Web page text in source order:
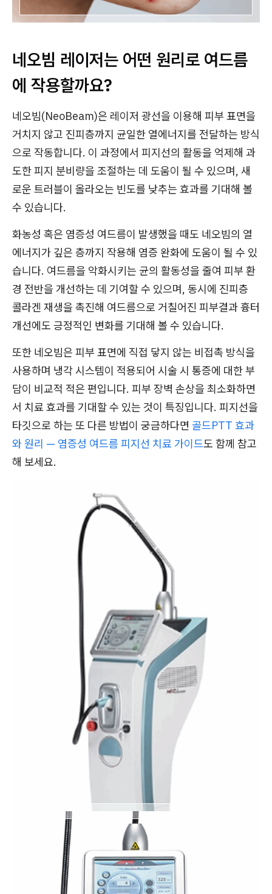
네오빔 레이저는 어떤 원리로 여드름
에 작용할까요?
네오빔(NeoBeam)은 레이저 광선을 이용해 피부 표면을
거치지 않고 진피층까지 균일한 열에너지를 전달하는 방식
으로 작동합니다. 이 과정에서 피지선의 활동을 억제해 과
도한 피지 분비량을 조절하는 데 도움이 될 수 있으며, 새
로운 트러블이 올라오는 빈도를 낮추는 효과를 기대해 볼
수 있습니다.
화농성 혹은 염증성 여드름이 발생했을 때도 네오빔의 열
에너지가 깊은 층까지 작용해 염증 완화에 도움이 될 수 있
습니다. 여드름을 악화시키는 균의 활동성을 줄여 피부 환
경 전반을 개선하는 데 기여할 수 있으며, 동시에 진피층
콜라겐 재생을 촉진해 여드름으로 거칠어진 피부결과 흉터
개선에도 긍정적인 변화를 기대해 볼 수 있습니다.
또한 네오빔은 피부 표면에 직접 닿지 않는 비접촉 방식을
사용하며 냉각 시스템이 적용되어 시술 시 통증에 대한 부
담이 비교적 적은 편입니다. 피부 장벽 손상을 최소화하면
서 치료 효과를 기대할 수 있는 것이 특징입니다. 피지선을
타깃으로 하는 또 다른 방법이 궁금하다면 골드PTT 효과
와 원리 — 염증성 여드름 피지선 치료 가이드도 함께 참고
해 보세요.